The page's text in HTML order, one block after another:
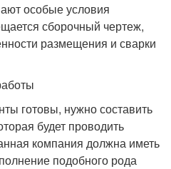
особые условия
сборочный чертеж,
размещения и сварки
готовы, нужно составить
будет проводить
компания должна иметь
подобного рода